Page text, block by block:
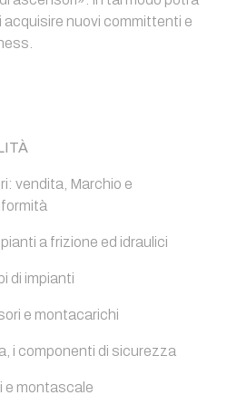
acquisire nuovi committenti e
vendita, Marchio e
a frizione ed idraulici
di impianti
e montacarichi
i componenti di sicurezza
e montascale